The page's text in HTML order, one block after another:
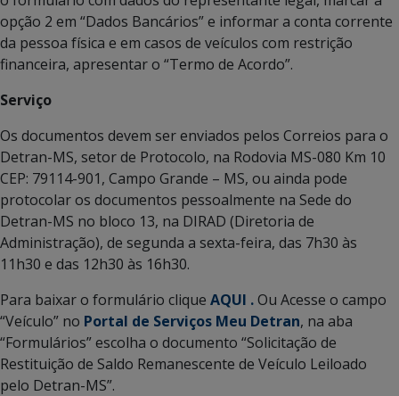
opção 2 em “Dados Bancários” e informar a conta corrente
da pessoa física e em casos de veículos com restrição
financeira, apresentar o “Termo de Acordo”.
Serviço
Os documentos devem ser enviados pelos Correios para o
Detran-MS, setor de Protocolo, na Rodovia MS-080 Km 10
CEP: 79114-901, Campo Grande – MS, ou ainda pode
protocolar os documentos pessoalmente na Sede do
Detran-MS no bloco 13, na DIRAD (Diretoria de
Administração), de segunda a sexta-feira, das 7h30 às
11h30 e das 12h30 às 16h30.
Para baixar o formulário clique AQUI .Ou Acesse o campo
“Veículo” no Portal de Serviços Meu Detran, na aba
“Formulários” escolha o documento “Solicitação de
Restituição de Saldo Remanescente de Veículo Leiloado
pelo Detran-MS”.